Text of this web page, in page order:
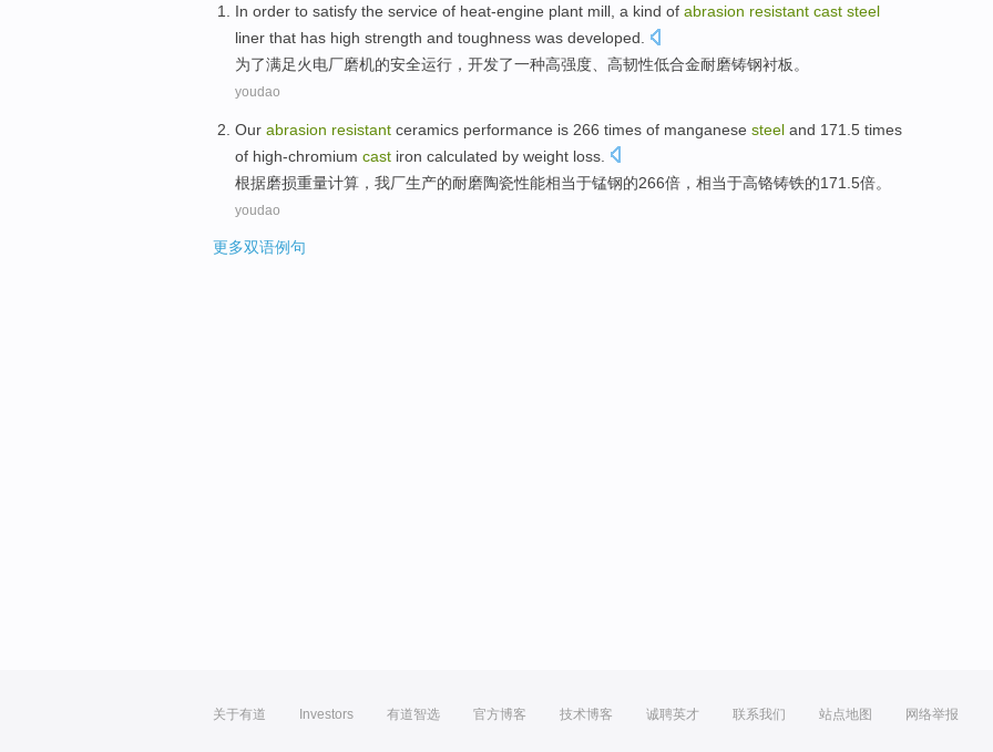
In order to satisfy the service of heat-engine plant mill a kind of abrasion resistant cast steel
liner that has high strength and toughness was developed
为了满足火电厂磨机的安全运行， 开发了一种高强度 高韧性低合金耐磨铸钢衬板 。
youdao
Our abrasion resistant ceramics performance is 266 times of manganese steel and 171.5 times
of high-chromium cast iron calculated by weight loss.
根据磨损重量计算，我厂生产的耐磨陶瓷性能相当于锰钢的266倍 ，相当于高铬铸铁的171.5倍。
youdao
更多双语例句
关于有道 Investors 有道智选 官方博客 技术博客 诚聘英才 联系我们 站点地图 网络举报